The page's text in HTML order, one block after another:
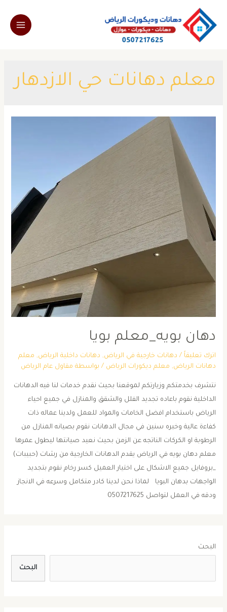
المحتوى
Main
معلم دهانات حي الازدهار
دهان بويه_معلم بويا
اترك تعليقاً / دهانات خارجية في الرياض, دهانات داخلية الرياض, معلم
دهانات الرياض, معلم ديكورات الرياض / بواسطة مقاول عام الرياض
نتشرف بخدمتكم وزيارتكم لموقعنا بحيث نقدم خدمات لنا فيه الدهانات
الداخلية نقوم باعاده تجديد الفلل والشقق والمنازل في جميع احياء
الرياض باستخدام افضل الخامات والمواد للعمل ولدينا عماله ذات
كفاءة عالية وخبره سنين في مجال الدهانات نقوم بصيانه المنازل من
الرطوبة او الكركات الناتجه عن الزمن بحيث نعيد صيانتها ليطول عمرها
معلم دهان بويه في الرياض يقدم الدهانات الخارجية من رشات (حبيبات)
_بروفايل جميع الاشكال على اختيار العميل كسر رخام نقوم بتجديد
الواجهات بدهان البويا لماذا نحن لدينا كادر متكامل وسرعه في الانجاز
ودقه في العمل لتواصل 0507217625
البحث
البحث